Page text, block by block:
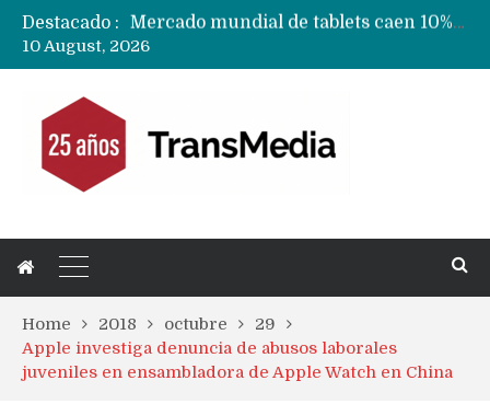
Destacado :
Fabricantes suben precios de teléfonos y ganan más dinero en un mercado donde Xiaomi alerta por no mejorar ventas
10 August, 2026
Home 2018 octubre
29
Apple investiga denuncia de abusos laborales
juveniles en ensambladora de Apple Watch en China